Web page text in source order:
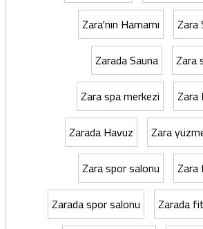
Zara'nın Hamamı
Zara
Zarada Sauna
Zara
Zara spa merkezi
Zara
Zarada Havuz
Zara
Zara spor salonu
Zarada spor salonu
Zarada